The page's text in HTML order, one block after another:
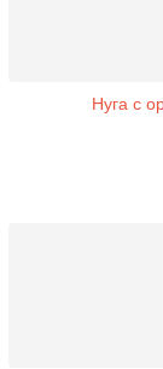
Нуга с